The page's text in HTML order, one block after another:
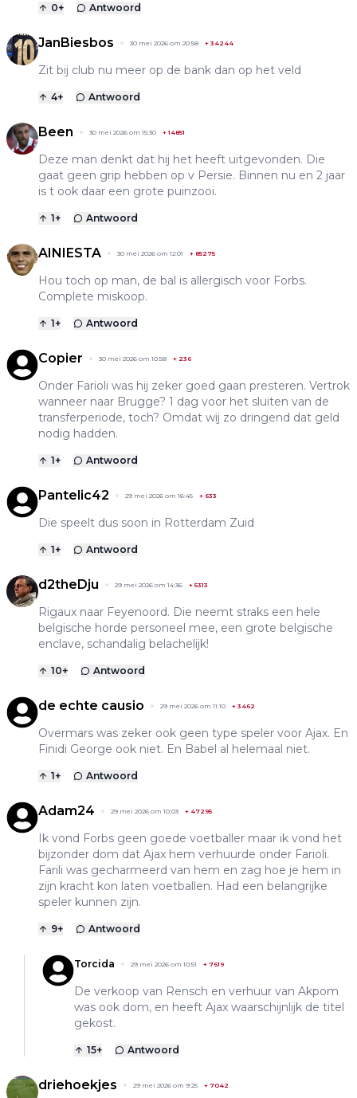
0+ Antwoord
JanBiesbos 30 mei 2026 om 20:58 + 34244
Zit bij club nu meer op de bank dan op het veld
4+ Antwoord
Been 30 mei 2026 om 15:30 +14851
Deze man denkt dat hij het heeft uitgevonden. Die
gaat geen grip hebben op v Persie. Binnen nu en 2 jaar
is t ook daar een grote puinzooi.
1+ Antwoord
AINIESTA 30 mei 2026 om 12:01 + 85275
Hou toch op man, de bal is allergisch voor Forbs.
Complete miskoop.
1+ Antwoord
Copier 30 mei 2026 om 10:58 + 236
Onder Farioli was hij zeker goed gaan presteren. Vertrok
wanneer naar Brugge? 1 dag voor het sluiten van de
transferperiode, toch? Omdat wij zo dringend dat geld
nodig hadden.
1+ Antwoord
Pantelic42 29 mei 2026 om 16:45 + 633
Die speelt dus soon in Rotterdam Zuid
1+ Antwoord
d2theDju 29 mei 2026 om 14:36 + 5313
Rigaux naar Feyenoord. Die neemt straks een hele
belgische horde personeel mee, een grote belgische
enclave, schandalig belachelijk!
10+ Antwoord
de echte causio 29 mei 2026 om 11:10 + 3462
Overmars was zeker ook geen type speler voor Ajax. En
Finidi George ook niet. En Babel al helemaal niet.
1+ Antwoord
Adam24 29 mei 2026 om 10:03 + 47295
Ik vond Forbs geen goede voetballer maar ik vond het
bijzonder dom dat Ajax hem verhuurde onder Farioli.
Farili was gecharmeerd van hem en zag hoe je hem in
zijn kracht kon laten voetballen. Had een belangrijke
speler kunnen zijn.
9+ Antwoord
Torcida 29 mei 2026 om 10:51 + 7619
De verkoop van Rensch en verhuur van Akpom
was ook dom, en heeft Ajax waarschijnlijk de titel
gekost.
15+ Antwoord
driehoekjes 29 mei 2026 om 9:25 + 7042